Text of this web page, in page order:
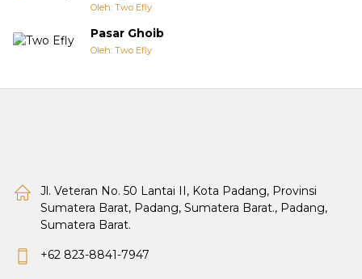
Oleh: Two Efly
Pasar Ghoib
Oleh: Two Efly
Jl. Veteran No. 50 Lantai II, Kota Padang, Provinsi
Sumatera Barat, Padang, Sumatera Barat., Padang,
Sumatera Barat.
+62 823-8841-7947